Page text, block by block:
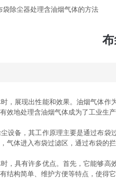
袋除尘器处理含油烟气体的方法
展现出性能和效果。油烟气体作
效地处理含油烟气体成为了工业生
备，其工作原理主要是通过布袋
气体进入布袋过滤区，通过布袋的
具有许多优点。首先，它能够高
结构简单、维护方便等特点，使得